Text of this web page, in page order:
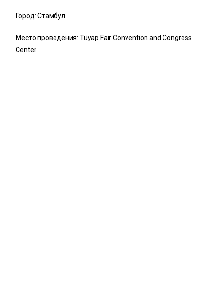
Город: Стамбул
Место проведения: Tüyap Fair Convention and Congress
Center